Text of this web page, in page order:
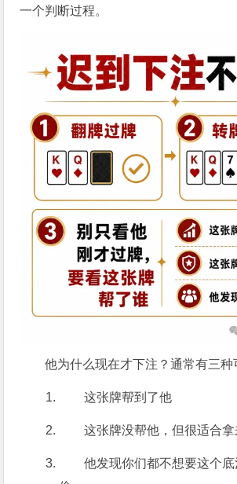
一个判断过程。
他为什么现在才下注？通常有三种
这张牌帮到了他
这张牌没帮他，但很适合
他发现你们都不想要这个